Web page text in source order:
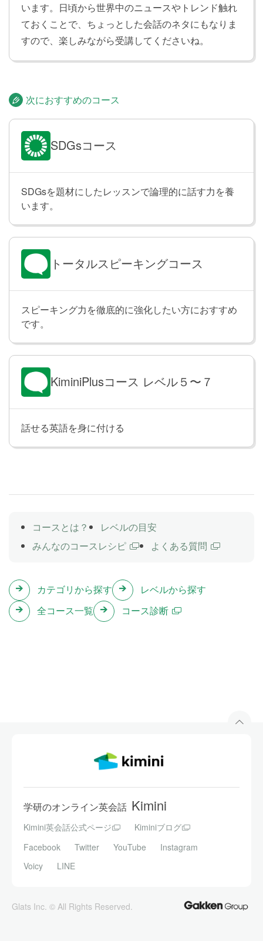
います。日頃から世界中のニュースやトレンド触れ
ておくことで、ちょっとした会話のネタにもなりま
すので、楽しみながら受講してくださいね。
次におすすめのコース
SDGsコース
SDGsを題材にしたレッスンで論理的に話す力を養
います。
トータルスピーキングコース
スピーキング力を徹底的に強化したい方におすすめ
です。
KiminiPlusコース レベル５〜７
話せる英語を身に付ける
コースとは？
レベルの目安
みんなのコースレシピ
よくある質問
カテゴリから探す
レベルから探す
全コース一覧
コース診断
学研のオンライン英会話 Kimini
Kimini英会話公式ページ
Kiminiブログ
Facebook
Twitter YouTube
Instagram
Voicy
LINE
Glats Inc. © All Rights Reserved.